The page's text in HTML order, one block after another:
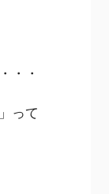
・・
って